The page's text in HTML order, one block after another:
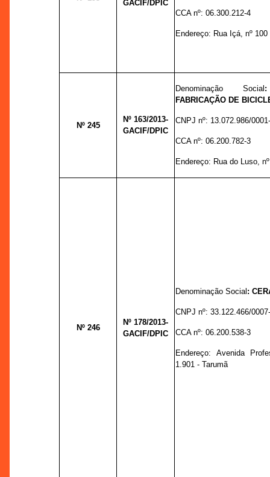
GACIF/DPIC
CCA nº:06.300.212-4
Endereço: Rua Içá, nº
Nº 245
Nº 163/2013-
GACIF/DPIC
Denominação Social
FABRICAÇÃO DE
CNPJ nº: 13.072.986/
CCA nº:06.200.782-3
Endereço: Rua do Luso,
Nº 246
Nº 178/2013-
GACIF/DPIC
Denominação Social :
CNPJ nº:33.122.466/
CCA nº:06.200.538-3
Endereço: Avenida
1.901 - Tarumã